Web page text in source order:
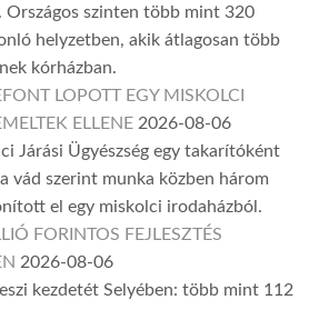
Országos szinten több mint 320
helyzetben, akik átlagosan több
kórházban.
LOPOTT EGY MISKOLCI
ELLENE 2026-08-06
Járási Ügyészség egy takarítóként
vád szerint munka közben három
el egy miskolci irodaházból.
FORINTOS FEJLESZTÉS
2026-08-06
kezdetét Selyében: több mint 112